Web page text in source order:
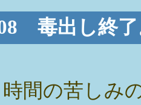
毒出し終
間の苦しみ